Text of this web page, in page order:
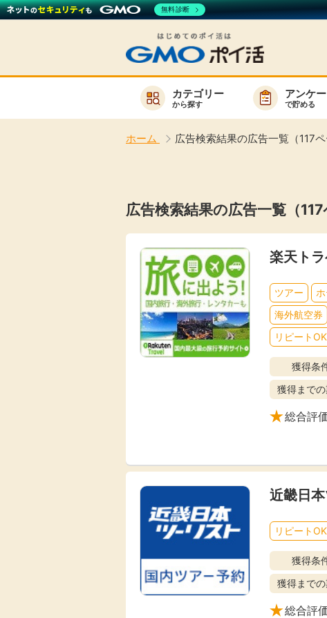
お知らせ
新着
無料 買
カテゴリー
から探す
アンケー
で貯める
ホーム 広告検索結果の広告一覧（117ペ
楽天サービス一覧
Rakuten Fashion
（楽天ファッショ
ン）
楽天証券
340P
楽
購
広告検索結果の広告一覧（117
楽天ト
ツアー
海外航空券
リピートOK
獲得条
獲得まで
総合評
近畿日
リピートOK
獲得条
獲得まで
総合評
無料診断